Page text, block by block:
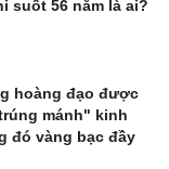
suốt 56 năm là ai?
hoàng đạo được
mánh" kinh
đó vàng bạc đầy